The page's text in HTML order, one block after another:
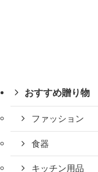
おすすめ贈り物
ファッション
食器
キッチン用品